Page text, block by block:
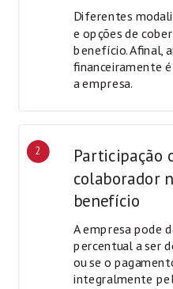
Diferentes
e opções de
benefício. Afinal,
financeiramente
a empresa.
2
Participação
colaborador
benefício
A empresa pode
percentual a ser
ou se o
integralmente